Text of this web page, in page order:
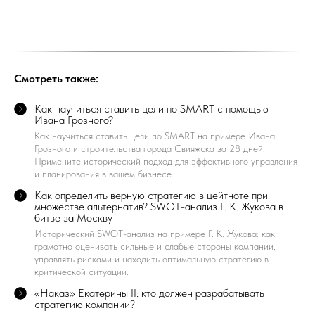
Смотреть также:
Как научиться ставить цели по SMART с помощью
Ивана Грозного?
Как научиться ставить цели по SMART на примере Ивана
Грозного и строительства города Свияжска за 28 дней.
Примените исторический подход для эффективного управления
и планирования в вашем бизнесе.
Как определить верную стратегию в цейтноте при
множестве альтернатив? SWOT-анализ Г. К. Жукова в
битве за Москву
Исторический SWOT-анализ на примере Г. К. Жукова: как
грамотно оценивать сильные и слабые стороны компании,
управлять рисками и находить оптимальную стратегию в
критической ситуации.
«Наказ» Екатерины II: кто должен разрабатывать
стратегию компании?